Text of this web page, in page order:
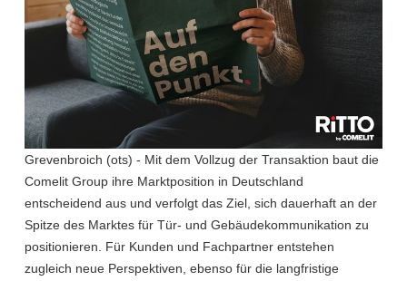
Grevenbroich (ots) - Mit dem Vollzug der Transaktion baut die
Comelit Group ihre Marktposition in Deutschland
entscheidend aus und verfolgt das Ziel, sich dauerhaft an der
Spitze des Marktes für Tür- und Gebäudekommunikation zu
positionieren. Für Kunden und Fachpartner entstehen
zugleich neue Perspektiven, ebenso für die langfristige